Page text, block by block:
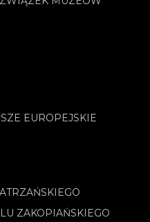
EUROPEJSKIE
ZAKOPIAŃSKIEGO